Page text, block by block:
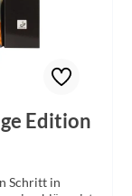
Edition
Schritt in